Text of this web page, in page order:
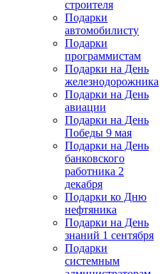
строителя
Подарки
автомобилисту
Подарки
программистам
Подарки на День
железнодорожника
Подарки на День
авиации
Подарки на День
Победы 9 мая
Подарки на День
банковского
работника 2
декабря
Подарки ко Дню
нефтяника
Подарки на День
знаний 1 сентября
Подарки
системным